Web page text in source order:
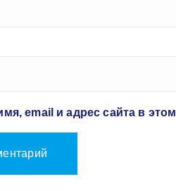
email и адрес сайта в